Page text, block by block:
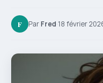
F Par Fred·18 février